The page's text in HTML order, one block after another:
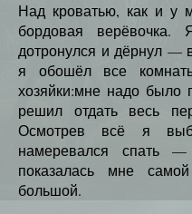
Над кроватью, как и у
бордовая
дотронулся и дёрнул —
я обошёл все
хозяйки:мне надо было
решил отдать весь
Осмотрев всё я
намеревался спать
показалась мне
большой.